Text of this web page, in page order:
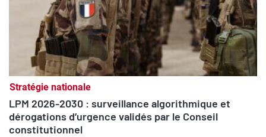
Stratégie nationale
LPM 2026-2030 : surveillance algorithmique et
dérogations d’urgence validés par le Conseil
constitutionnel